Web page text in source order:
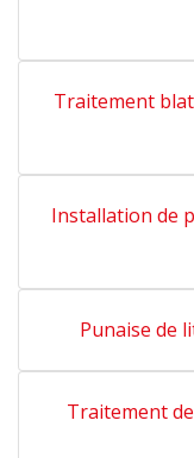
Traitement
Installation de
Punaise de
Traitement